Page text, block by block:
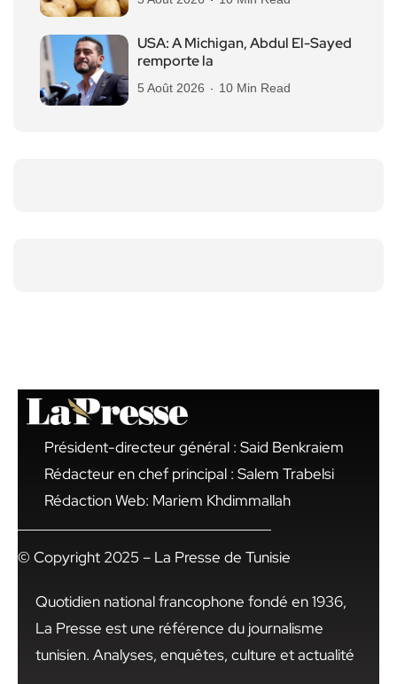
USA: A Michigan, Abdul El-Sayed
remporte la
5 Août 2026 10 Min Read
Président-directeur général : Said Benkraiem
Rédacteur en chef principal : Salem Trabelsi
Rédaction Web: Mariem Khdimmallah
© Copyright 2025 – La Presse de Tunisie
Quotidien national francophone fondé en 1936,
La Presse est une référence du journalisme
tunisien. Analyses, enquêtes, culture et actualité